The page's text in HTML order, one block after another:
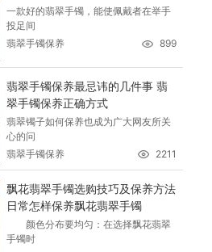
一款好的翡翠手镯，能使佩戴者在举手
投足间
翡翠手镯保养
899
翡翠手镯保养最忌讳的几件事 翡
翠手镯保养正确方式
翡翠镯子如何保养也成为广大网友所关
心的问
翡翠手镯保养
2211
飘花翡翠手镯选购技巧及保养方法
日常怎样保养飘花翡翠手镯
颜色分布要均匀：在选择飘花翡翠
手镯时